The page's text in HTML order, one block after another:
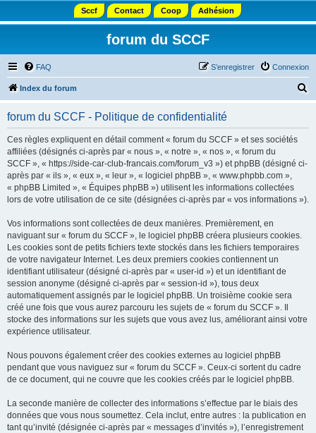
Sccf Contact Coop Adhésion
forum du SCCF
FAQ Connexion
S’enregistrer
Index du forum
forum du SCCF - Politique de confidentialité
Ces règles expliquent en détail comment « forum du SCCF » et ses sociétés
affiliées (désignés ci-après par « nous », « notre », « nos », « forum du
SCCF », « https://side-car-club-francais.com/forum_v3 ») et phpBB (désigné ci-
après par « ils », « eux », « leur », « logiciel phpBB », « www.phpbb.com »,
« phpBB Limited », « Équipes phpBB ») utilisent les informations collectées
lors de votre utilisation de ce site (désignées ci-après par « vos informations »).
Vos informations sont collectées de deux manières. Premièrement, en
naviguant sur « forum du SCCF », le logiciel phpBB créera plusieurs cookies.
Les cookies sont de petits fichiers texte stockés dans les fichiers temporaires
de votre navigateur Internet. Les deux premiers cookies contiennent un
identifiant utilisateur (désigné ci-après par « user-id ») et un identifiant de
session anonyme (désigné ci-après par « session-id »), tous deux
automatiquement assignés par le logiciel phpBB. Un troisième cookie sera
créé une fois que vous aurez parcouru les sujets de « forum du SCCF ». Il
stocke des informations sur les sujets que vous avez lus, améliorant ainsi votre
expérience utilisateur.
Nous pouvons également créer des cookies externes au logiciel phpBB
pendant que vous naviguez sur « forum du SCCF ». Ceux-ci sortent du cadre
de ce document, qui ne couvre que les cookies créés par le logiciel phpBB.
La seconde manière de collecter des informations s’effectue par le biais des
données que vous nous soumettez. Cela inclut, entre autres : la publication en
tant qu’invité (désignée ci-après par « messages d’invités »), l’enregistrement